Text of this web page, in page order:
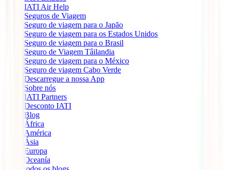
IATI Air Help
Seguros de Viagem
Seguro de viagem para o Japão
Seguro de viagem para os Estados Unidos
Seguro de viagem para o Brasil
Seguro de Viagem Tâilandia
Seguro de viagem para o México
Seguro de viagem Cabo Verde
Descarregue a nossa App
Sobre nós
IATI Partners
Desconto IATI
Blog
África
América
Ásia
Europa
Oceanía